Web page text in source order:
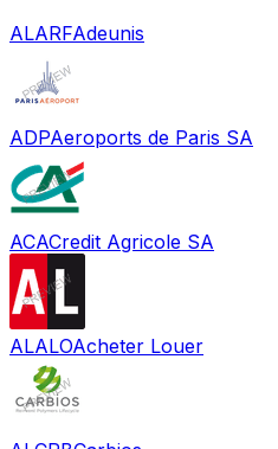
ALARFAdeunis
ADPAeroports de Paris SA
ACACredit Agricole SA
ALALOAcheter Louer